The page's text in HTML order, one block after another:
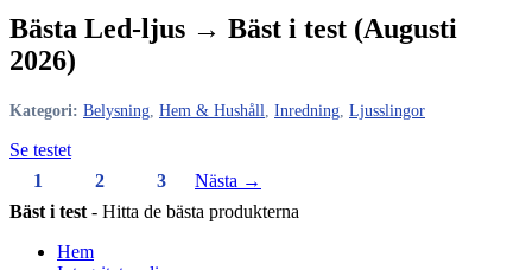
Bästa Led-ljus → Bäst i test (Augusti
2026)
Kategori: Belysning Hem & Hushåll Inredning Ljusslingor
Se testet
Sidnumrering
för
inlägg
1 2 3
Nästa →
Bäst i test - Hitta de bästa produkterna
Hem